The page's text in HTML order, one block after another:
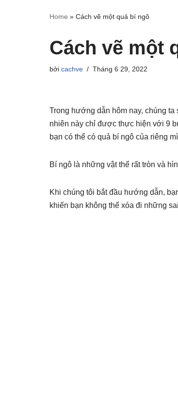
Home » Cách vẽ một quả bí ngô
Cách vẽ một
bởi cachve Tháng 6 29, 2022
Trong hướng dẫn hôm nay, chúng
nhiên này chỉ được thực hiện với 9
bạn có thể có quả bí ngô của riêng
Bí ngô là những vật thể rất tròn và
Khi chúng tôi bắt đầu hướng dẫn,
khiến bạn không thể xóa đi những